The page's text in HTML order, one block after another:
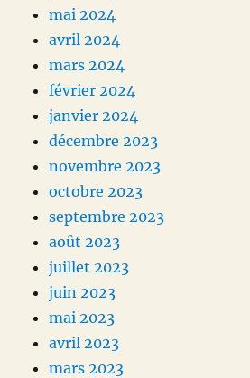
mai 2024
avril 2024
mars 2024
février 2024
janvier 2024
décembre 2023
novembre 2023
octobre 2023
septembre 2023
août 2023
juillet 2023
juin 2023
mai 2023
avril 2023
mars 2023